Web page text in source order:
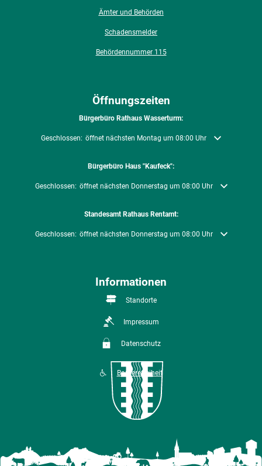
Ämter und Behörden
Schadensmelder
Behördennummer 115
Öffnungszeiten
Bürgerbüro Rathaus Wasserturm:
Klicken, um weitere Öffnungs- oder Schließzeiten auszublenden
Geschlossen: öffnet nächsten Montag um 08:00 Uhr
Bürgerbüro Haus "Kaufeck":
Klicken, um weitere Öffnungs- oder Schließzeiten auszublenden
Geschlossen: öffnet nächsten Donnerstag um 08:00 Uhr
Standesamt Rathaus Rentamt:
Klicken, um weitere Öffnungs- oder Schließzeiten auszublenden
Geschlossen: öffnet nächsten Donnerstag um 08:00 Uhr
Informationen
Standorte
Impressum
Datenschutz
Barrierefreiheit